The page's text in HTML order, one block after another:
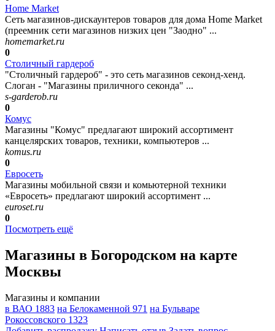
Home Market
Сеть магазинов-дискаунтеров товаров для дома Home Market
(преемник сети магазинов низких цен "Заодно" ...
homemarket.ru
0
Столичный гардероб
"Столичный гардероб" - это сеть магазинов секонд-хенд.
Слоган - "Магазины приличного секонда" ...
s-garderob.ru
0
Комус
Магазины "Комус" предлагают широкий ассортимент
канцелярских товаров, техники, компьютеров ...
komus.ru
0
Евросеть
Магазины мобильной связи и комьютерной техники
«Евросеть» предлагают широкий ассортимент ...
euroset.ru
0
Посмотреть ещё
Магазины в Богородском на карте
Москвы
Магазины и компании
в ВАО 1883 на Белокаменной 971 на Бульваре
Рокоссовского 1323